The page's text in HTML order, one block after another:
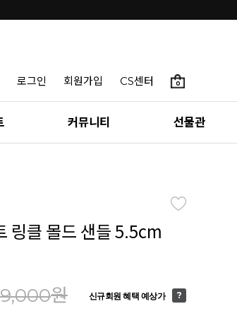
로그인 회원가입 CS센터 0
커뮤니티 선물관
링클 몰드 샌들 5.5cm
원 신규회원 혜택 예상가